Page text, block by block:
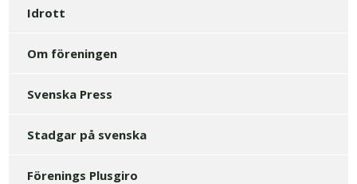
Idrott
Om föreningen
Svenska Press
Stadgar på svenska
Förenings Plusgiro